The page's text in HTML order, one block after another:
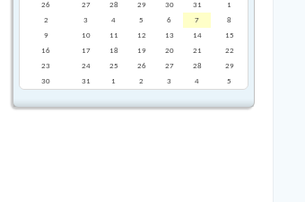
26 27 28 29 30 31
1
2
3 4 5 6 7
8
9
10 11 12 13 14
15
16
17 18 19 20 21
22
23
24 25 26 27 28
29
30
31 1 2 3 4 5